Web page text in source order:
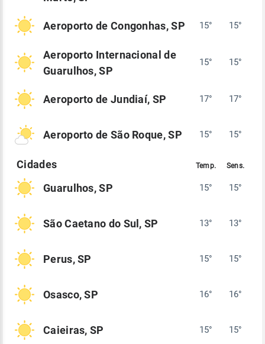
Aeroporto de Congonhas, SP 15° 15°
Aeroporto Internacional de
Guarulhos, SP
15° 15°
Aeroporto de Jundiaí, SP 17° 17°
Aeroporto de São Roque, SP 15° 15°
Guarulhos, SP 15° 15°
São Caetano do Sul, SP 13° 13°
Perus, SP 15° 15°
Osasco, SP 16° 16°
Caieiras, SP 15° 15°